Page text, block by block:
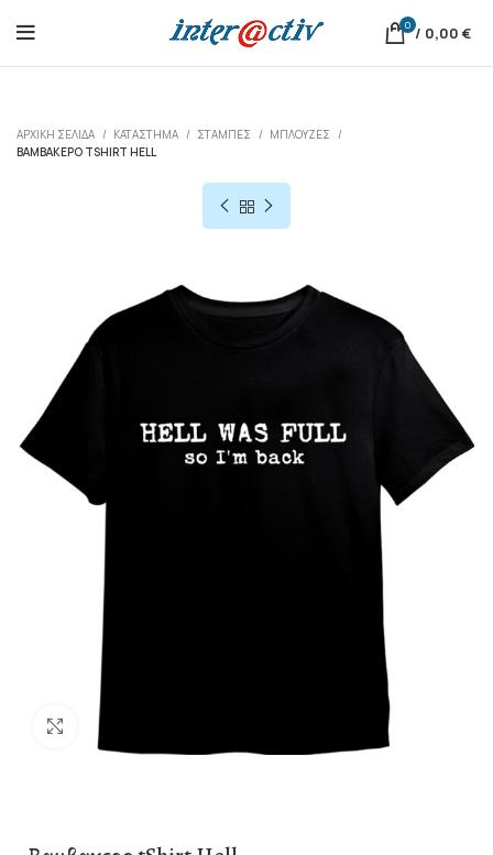
0 / 0,00 €
ΑΡΧΙΚΉ ΣΕΛΊΔΑ ΚΑΤΆΣΤΗΜΑ ΣΤΑΜΠΕΣ
ΜΠΛΟΎΖΕΣ
ΒΑΜΒΑΚΕΡΟ TSHIRT HELL
Click to enlarge